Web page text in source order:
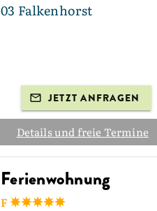
03 Falkenhorst
JETZT ANFRAGEN
Details und freie Termine
Ferienwohnung
F